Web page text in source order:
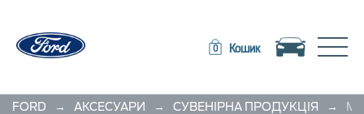
0 Кошик Toggle navigation
FORD → АКСЕСУАРИ → СУВЕНІРНА ПРОДУКЦІЯ →